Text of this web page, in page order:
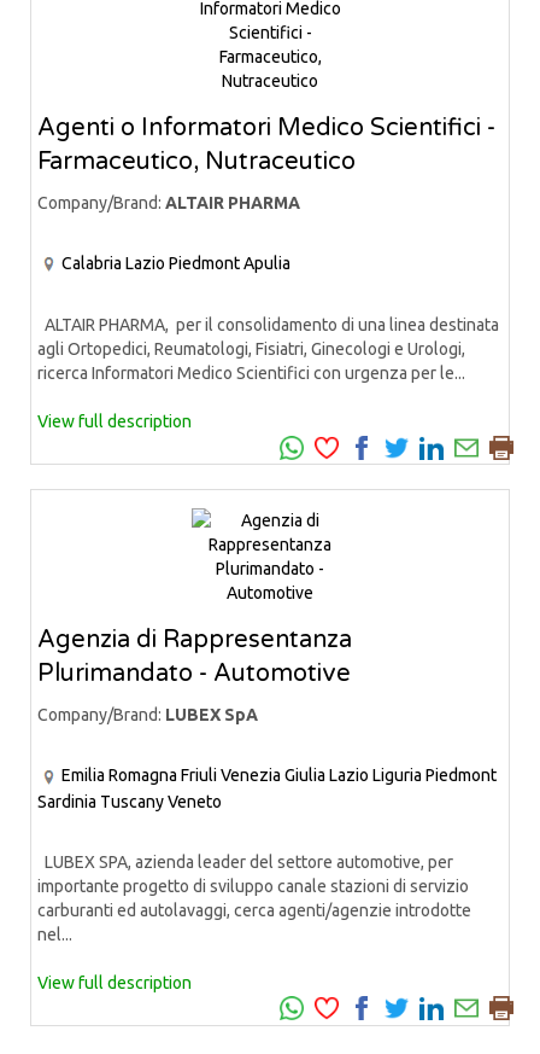
Agenti o Informatori Medico Scientifici -
Farmaceutico, Nutraceutico
Company/Brand: ALTAIR PHARMA
Calabria Lazio PiedmontApulia
ALTAIR PHARMA, per il consolidamento di una linea destinata
agli Ortopedici, Reumatologi, Fisiatri, Ginecologi e Urologi,
ricerca Informatori Medico Scientifici con urgenza per le...
View full description
Agenzia di Rappresentanza
Plurimandato - Automotive
Company/Brand: LUBEX SpA
Emilia Romagna Friuli Venezia Giulia Lazio Liguria Piedmont
Sardinia TuscanyVeneto
LUBEX SPA, azienda leader del settore automotive, per
importante progetto di sviluppo canale stazioni di servizio
carburanti ed autolavaggi, cerca agenti/agenzie introdotte
nel...
View full description